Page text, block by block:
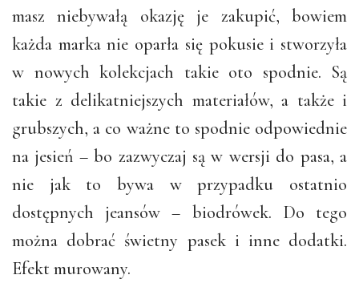
masz niebywałą okazję je zakupić, bowiem
każda marka nie oparła się pokusie i stworzyła
w nowych kolekcjach takie oto spodnie. Są
takie z delikatniejszych materiałów, a także i
grubszych, a co ważne to spodnie odpowiednie
na jesień – bo zazwyczaj są w wersji do pasa, a
nie jak to bywa w przypadku ostatnio
dostępnych jeansów – biodrówek. Do tego
można dobrać świetny pasek i inne dodatki.
Efekt murowany.